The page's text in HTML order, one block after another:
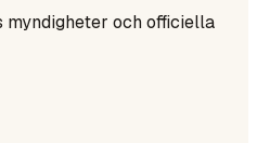
myndigheter och officiella